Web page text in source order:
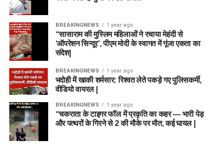
BREAKINGNEWS 1 year ago
“सासाराम की मुस्लिम महिलाओं ने रचाया मेहंदी से
‘ऑपरेशन सिन्दूर’, पीएम मोदी के स्वागत में गूंजा एकता का
संदेश|
BREAKINGNEWS 1 year ago
भदोही में खाकी शर्मसार: रिश्वत लेते पकड़े गए पुलिसकर्मी,
वीडियो वायरल |
BREAKINGNEWS 1 year ago
“चकराता के टाइगर फॉल में प्रकृति का कहर — भारी पेड़
और पत्थरों के गिरने से 2 की मौके पर मौत, कई घायल |